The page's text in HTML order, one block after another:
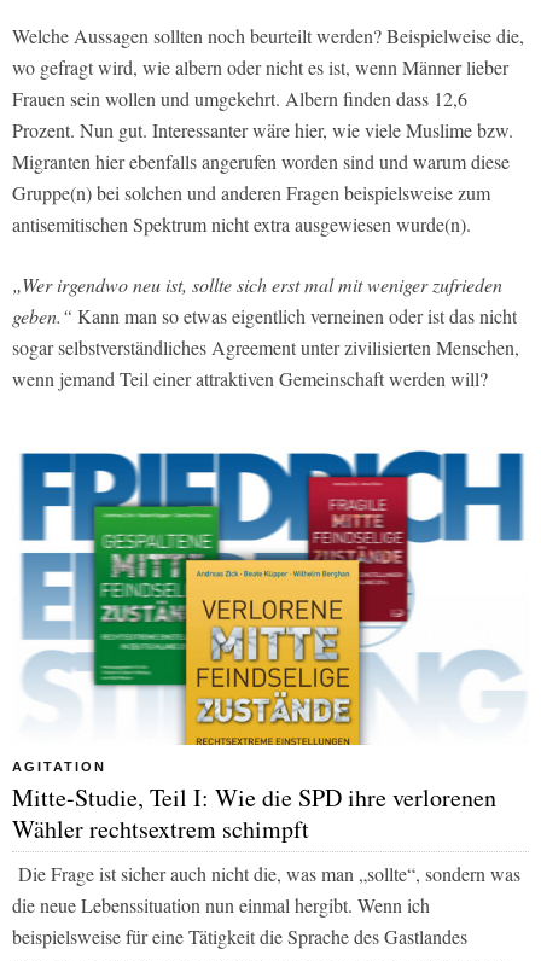
Welche Aussagen sollten noch beurteilt werden? Beispielweise die,
wo gefragt wird, wie albern oder nicht es ist, wenn Männer lieber
Frauen sein wollen und umgekehrt. Albern finden dass 12,6
Prozent. Nun gut. Interessanter wäre hier, wie viele Muslime bzw.
Migranten hier ebenfalls angerufen worden sind und warum diese
Gruppe(n) bei solchen und anderen Fragen beispielsweise zum
antisemitischen Spektrum nicht extra ausgewiesen wurde(n).
„Wer irgendwo neu ist, sollte sich erst mal mit weniger zufrieden
geben.“ Kann man so etwas eigentlich verneinen oder ist das nicht
sogar selbstverständliches Agreement unter zivilisierten Menschen,
wenn jemand Teil einer attraktiven Gemeinschaft werden will?
AGITATION
Mitte-Studie, Teil I: Wie die SPD ihre verlorenen
Wähler rechtsextrem schimpft
Die Frage ist sicher auch nicht die, was man „sollte“, sondern was
die neue Lebenssituation nun einmal hergibt. Wenn ich
beispielsweise für eine Tätigkeit die Sprache des Gastlandes